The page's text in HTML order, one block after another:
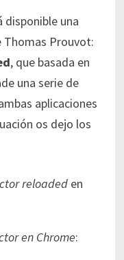
disponible una
Thomas Prouvot:
, que basada en
una serie de
aplicaciones
os dejo los
reloadeden
en Chrome: